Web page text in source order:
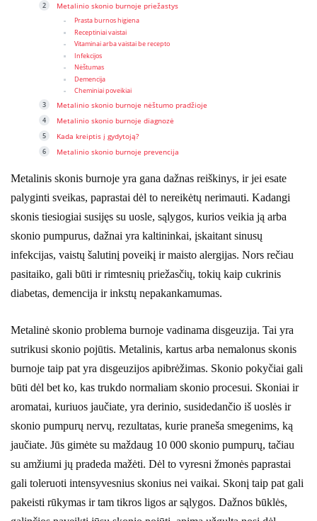
Metalinio skonio burnoje priežastys
Prasta burnos higiena
Receptiniai vaistai
Vitaminai arba vaistai be recepto
Infekcijos
Nėštumas
Demencija
Cheminiai poveikiai
Metalinio skonio burnoje nėštumo pradžioje
Metalinio skonio burnoje diagnozė
Kada kreiptis į gydytoją?
Metalinio skonio burnoje prevencija
Metalinis skonis burnoje yra gana dažnas reiškinys, ir jei esate
palyginti sveikas, paprastai dėl to nereikėtų nerimauti. Kadangi
skonis tiesiogiai susijęs su uosle, sąlygos, kurios veikia ją arba
skonio pumpurus, dažnai yra kaltininkai, įskaitant sinusų
infekcijas, vaistų šalutinį poveikį ir maisto alergijas. Nors rečiau
pasitaiko, gali būti ir rimtesnių priežasčių, tokių kaip cukrinis
diabetas, demencija ir inkstų nepakankamumas.
Metalinė skonio problema burnoje vadinama disgeuzija. Tai yra
sutrikusi skonio pojūtis. Metalinis, kartus arba nemalonus skonis
burnoje taip pat yra disgeuzijos apibrėžimas. Skonio pokyčiai gali
būti dėl bet ko, kas trukdo normaliam skonio procesui. Skoniai ir
aromatai, kuriuos jaučiate, yra derinio, susidedančio iš uoslės ir
skonio pumpurų nervų, rezultatas, kurie praneša smegenims, ką
jaučiate. Jūs gimėte su maždaug 10 000 skonio pumpurų, tačiau
su amžiumi jų pradeda mažėti. Dėl to vyresni žmonės paprastai
gali toleruoti intensyvesnius skonius nei vaikai. Skonį taip pat gali
pakeisti rūkymas ir tam tikros ligos ar sąlygos. Dažnos būklės,